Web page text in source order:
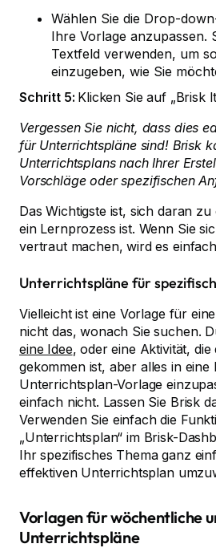
Wählen Sie die Drop-
Ihre Vorlage anzupassen.
Textfeld verwenden, um
einzugeben, wie Sie
Schritt 5: Klicken Sie auf „Brisk
Vergessen Sie nicht, dass dies
für Unterrichtspläne sind! Brisk
Unterrichtsplans nach Ihrer
Vorschläge oder spezifischen
Das Wichtigste ist, sich daran
ein Lernprozess ist. Wenn Sie
vertraut machen, wird es
Unterrichtspläne für
Vielleicht ist eine Vorlage für
nicht das, wonach Sie suchen.
eine Idee, oder eine Aktivität, die
gekommen ist, aber alles in eine
Unterrichtsplan-Vorlage
einfach nicht. Lassen Sie Brisk
Verwenden Sie einfach die
„Unterrichtsplan“ im Brisk-
Ihr spezifisches Thema ganz
effektiven Unterrichtsplan
Vorlagen für wöchentliche
Unterrichtspläne